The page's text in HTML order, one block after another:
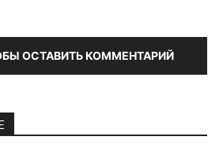
ОСТАВИТЬ КОММЕНТАРИЙ